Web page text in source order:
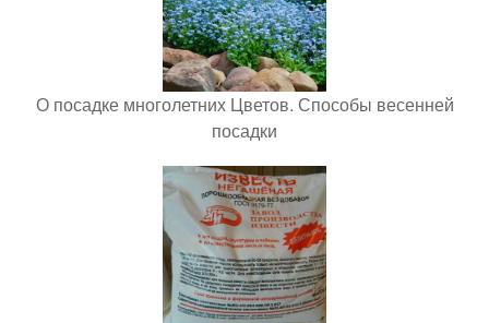
О посадке многолетних Цветов. Способы весенней
посадки